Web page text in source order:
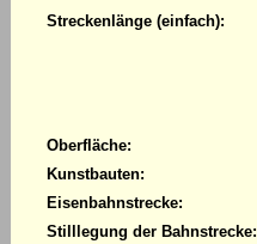
Streckenlänge (einfach):
Oberfläche:
Kunstbauten:
Eisenbahnstrecke:
Stilllegung der Bahnstrecke: